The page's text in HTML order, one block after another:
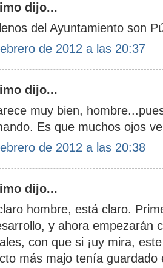
dijo...
del Ayuntamiento son
de 2012 a las 20:37
dijo...
muy bien,
Es que muchos ojos
de 2012 a las 20:38
dijo...
hombre, está claro.
y ahora empezarán
con que si ¡uy mira,
más majo tenía